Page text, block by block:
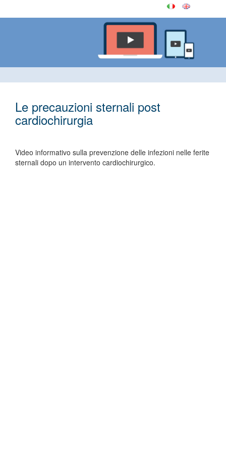
Le precauzioni sternali post
cardiochirurgia
Video informativo sulla prevenzione delle infezioni nelle ferite
sternali dopo un intervento cardiochirurgico.